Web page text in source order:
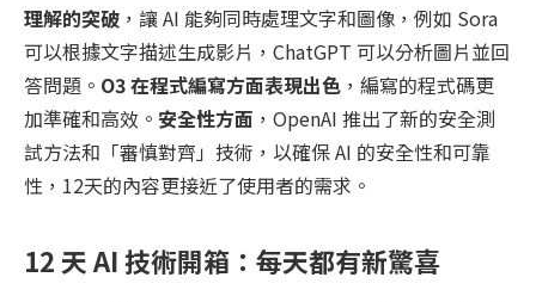
理解的突破 ，讓 AI 能夠同時處理文字和圖像，例如 Sora
可以根據文字描述生成影片，ChatGPT 可以分析圖片並回
答問題。 O3 在程式編寫方面表現出色 ，編寫的程式碼更
加準確和高效。 安全性方面 ，OpenAI 推出了新的安全測
試方法和「審慎對齊」技術，以確保 AI 的安全性和可靠
性，12天的內容更接近了使用者的需求。
12 天 AI 技術開箱：每天都有新驚喜